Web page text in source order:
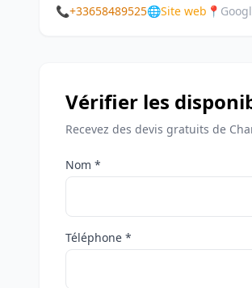
📞+33658489525🌐Site web 📍
Vérifier les
Recevez des devis gratuits de
Nom *
Téléphone *